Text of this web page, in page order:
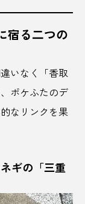
酒
ビーチ
ト
宿る二つの
いなく「香取
ポケふたのデ
なリンクを果
ギの「三重